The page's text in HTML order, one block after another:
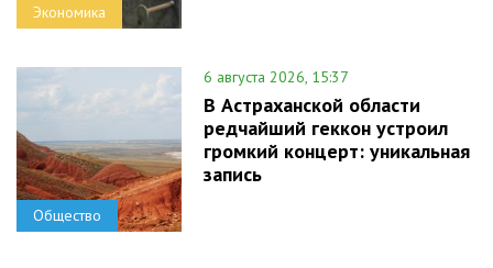
Экономика
Общество
6 августа 2026, 15:37
В Астраханской области
редчайший геккон устроил
громкий концерт: уникальная
запись